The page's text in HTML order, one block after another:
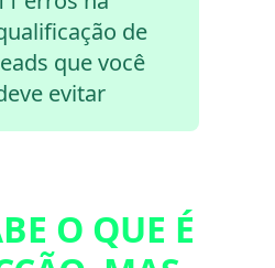
de
que você
evitar
O QUE É